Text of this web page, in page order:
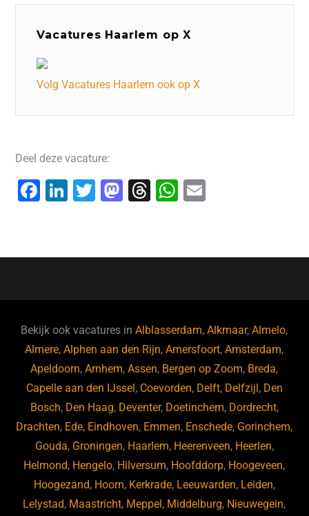
Vacatures Haarlem op X
Volg Vacatures Haarlem ook op X
Deel deze vacature:
F
e
o
o
k
Li
e
n
T
er
M
o
o
n
T
a
s
W
s
p
p
l
Bekijk ook vacatures inAlblasserdam,Alkmaar,Almelo,
Almere,Alphen aan den Rijn,Amersfoort,Amsterdam,
Apeldoorn,Arnhem,Assen, Bergen op Zoom, Breda,
Capelle aan den IJssel, Coevorden, Delft, Delfzijl, Den
Bosch, Den Haag, Deventer, Doetinchem, Dordrecht,
Drachten, Ede, Eindhoven, Emmen, Enschede, Gorinchem,
Gouda, Groningen, Haarlem, Heerenveen, Heerlen,
Helmond, Hengelo, Hilversum, Hoofddorp, Hoogeveen,
Hoogezand, Hoorn, Kerkrade, Leeuwarden, Leiden,
Lelystad, Maastricht, Meppel, Middelburg, Nieuwegein,